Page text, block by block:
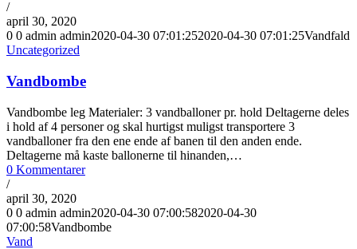
/
april 30, 2020
0 0 admin admin2020-04-30 07:01:252020-04-30 07:01:25Vandfald
Uncategorized
Vandbombe
Vandbombe leg Materialer: 3 vandballoner pr. hold Deltagerne deles
i hold af 4 personer og skal hurtigst muligst transportere 3
vandballoner fra den ene ende af banen til den anden ende.
Deltagerne må kaste ballonerne til hinanden,…
0 Kommentarer
/
april 30, 2020
0 0 admin admin2020-04-30 07:00:582020-04-30
07:00:58Vandbombe
Vand